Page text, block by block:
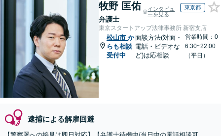
牧野 匡佑
弁護士
インタビュ
ーを見る
東京都
東京スタートアップ法律事務所 新宿支店
松山市 か
らも相談
受付中
面談方法(対面・
電話・ビデオな
ど)は応相談
営業時間：0
6:30~22:00
（平日）
逮捕による解雇回避